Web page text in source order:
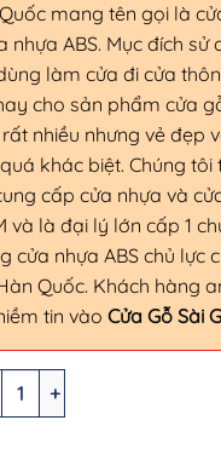
mang tên gọi là
nhựa ABS. Mục đích sử
làm cửa đi cửa
cho sản phẩm cửa
nhiều nhưng vẻ đẹp
khác biệt. Chúng tôi
cấp cửa nhựa và
và là đại lý lớn cấp 1
cửa nhựa ABS chủ lực
Quốc. Khách hàng
tin vào Cửa Gỗ Sài
QUỐC KOS.611-M8707